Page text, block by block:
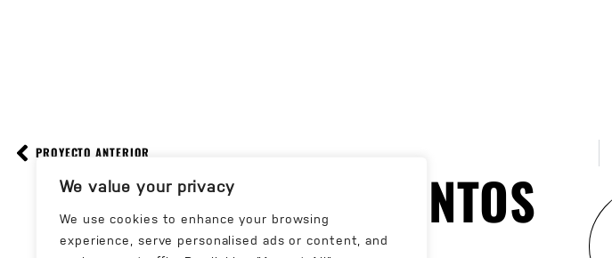
We value your privacy
We use cookies to enhance your browsing
experience, serve personalised ads or content, and
PROYECTO ANTERIOR
TRABAJEMOS JUNTOS